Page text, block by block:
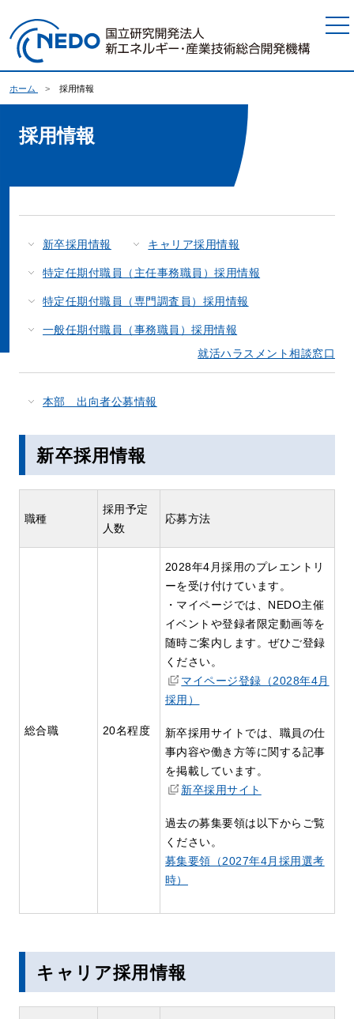
ホーム 採用情報
採用情報
新卒採用情報 キャリア採用情報
特定任期付職員（主任事務職員）採用情報
特定任期付職員（専門調査員）採用情報
一般任期付職員（事務職員）採用情報
就活ハラスメント相談窓口
本部 出向者公募情報
新卒採用情報
職種
採用予定
人数
応募方法
総合職 20名程度
2028年4月採用のプレエントリ
ーを受け付けています。
・マイページでは、NEDO主催
イベントや登録者限定動画等を
随時ご案内します。ぜひご登録
ください。
マイページ登録（2028年4月
採用）
新卒採用サイトでは、職員の仕
事内容や働き方等に関する記事
を掲載しています。
新卒採用サイト
過去の募集要領は以下からご覧
ください。
募集要領（2027年4月採用選考
時）
キャリア採用情報